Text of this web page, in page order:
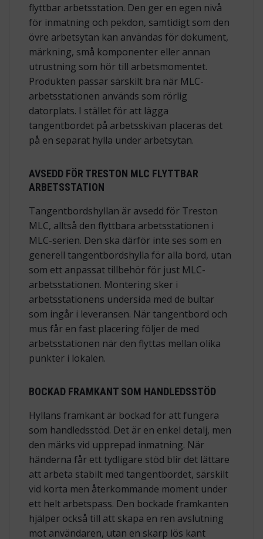
flyttbar arbetsstation. Den ger en egen nivå
för inmatning och pekdon, samtidigt som den
övre arbetsytan kan användas för dokument,
märkning, små komponenter eller annan
utrustning som hör till arbetsmomentet.
Produkten passar särskilt bra när MLC-
arbetsstationen används som rörlig
datorplats. I stället för att lägga
tangentbordet på arbetsskivan placeras det
på en separat hylla under arbetsytan.
AVSEDD FÖR TRESTON MLC FLYTTBAR
ARBETSSTATION
Tangentbordshyllan är avsedd för Treston
MLC, alltså den flyttbara arbetsstationen i
MLC-serien. Den ska därför inte ses som en
generell tangentbordshylla för alla bord, utan
som ett anpassat tillbehör för just MLC-
arbetsstationen. Montering sker i
arbetsstationens undersida med de bultar
som ingår i leveransen. När tangentbord och
mus får en fast placering följer de med
arbetsstationen när den flyttas mellan olika
punkter i lokalen.
BOCKAD FRAMKANT SOM HANDLEDSSTÖD
Hyllans framkant är bockad för att fungera
som handledsstöd. Det är en enkel detalj, men
den märks vid upprepad inmatning. När
händerna får ett tydligare stöd blir det lättare
att arbeta stabilt med tangentbordet, särskilt
vid korta men återkommande moment under
ett helt arbetspass. Den bockade framkanten
hjälper också till att skapa en ren avslutning
mot användaren, utan en skarp lös kant